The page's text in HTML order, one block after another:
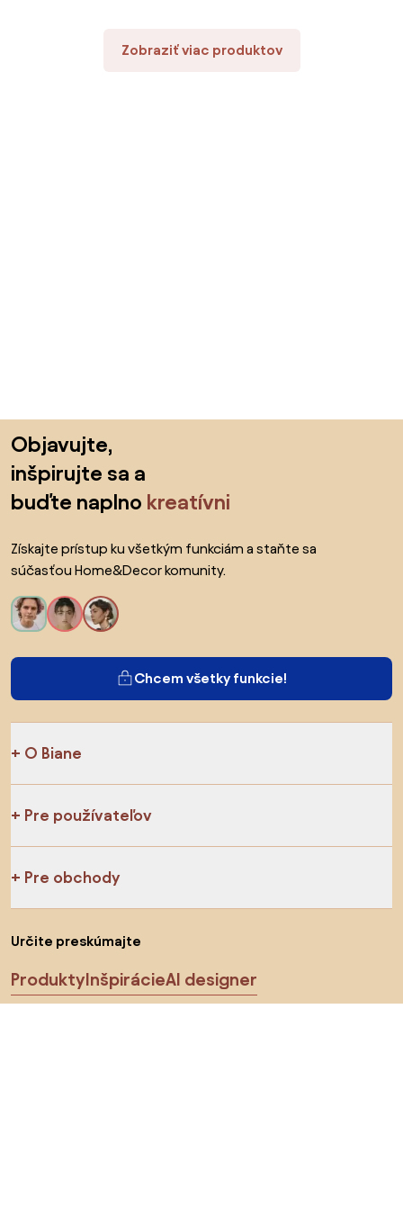
Zobraziť viac produktov
Objavujte,
inšpirujte sa a
buďte naplno kreatívni
Získajte prístup ku všetkým funkciám a staňte sa
súčasťou Home&Decor komunity.
Chcem všetky funkcie!
O Biane
Pre používateľov
Pre obchody
Určite preskúmajte
ProduktyInšpirácieAI designer